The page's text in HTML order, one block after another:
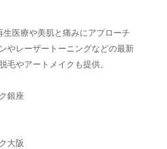
医療や美肌と痛みにアプローチ
やレーザートーニングなどの最新
毛やアートメイクも提供。
銀座
大阪